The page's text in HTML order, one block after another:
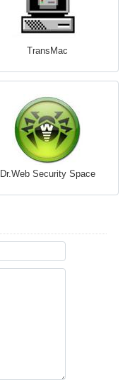
TransMac
Dr.Web Security Space